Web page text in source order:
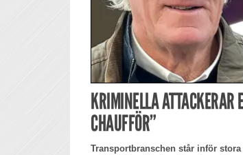
KRIMINELLA
CHAUFFÖR”
Transportbranschen står inför